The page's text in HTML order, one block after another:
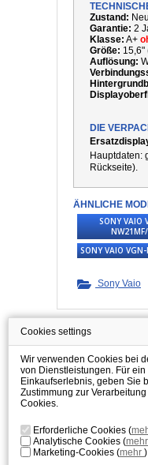
Zustand: Neu
Garantie: 2
Klasse: A+
Größe: 15,6"
Auflösung:
DIE
Hauptdaten:
Rückseite).
ÄHNLICHE
SONY VAIO
SONY VAIO
Sony Vaio
Information
Über Shopping
Versand
Reklamation &
Verarbeitung
Cookies settings
Wir verwenden Cookies bei
von Dienstleistungen. Für
Einkaufserlebnis, geben Sie
Zustimmung zur
Cookies.
Erforderliche Cookies (
Analytische Cookies (mehr
Marketing-Cookies (mehr )